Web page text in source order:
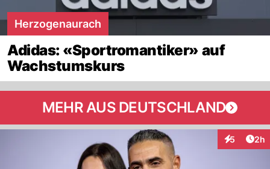
Herzogenaurach
Adidas: «Sportromantiker» auf
Wachstumskurs
MEHR AUS DEUTSCHLAND
5 2h